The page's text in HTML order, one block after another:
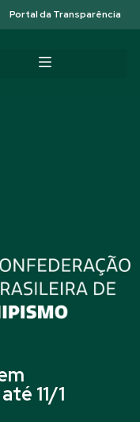
Portal da Transparência
11/1